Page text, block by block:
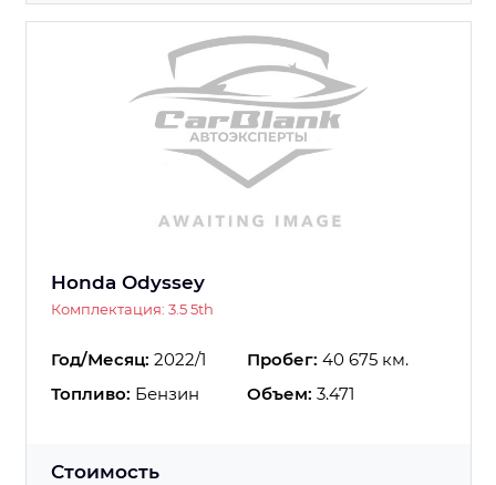
Honda Odyssey
Комплектация: 3.5 5th
Год/Месяц: 2022/1 Пробег: 40 675 км.
Топливо: Бензин Объем: 3.471
Стоимость